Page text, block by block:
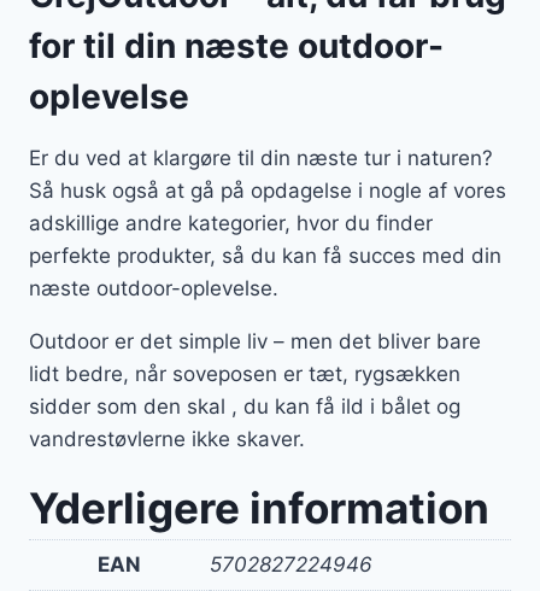
for til din næste outdoor-
oplevelse
Er du ved at klargøre til din næste tur i naturen?
Så husk også at gå på opdagelse i nogle af vores
adskillige andre kategorier, hvor du finder
perfekte produkter, så du kan få succes med din
næste outdoor-oplevelse.
Outdoor er det simple liv – men det bliver bare
lidt bedre, når soveposen er tæt, rygsækken
sidder som den skal , du kan få ild i bålet og
vandrestøvlerne ikke skaver.
Yderligere information
EAN 5702827224946